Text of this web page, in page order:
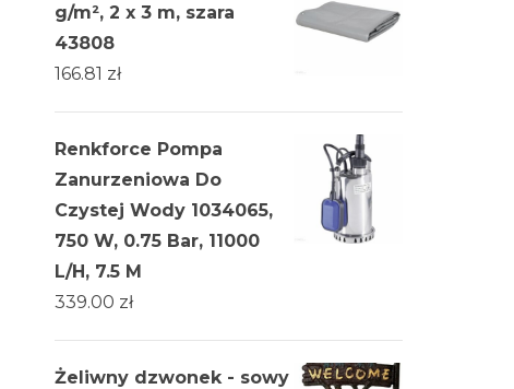
g/m², 2 x 3 m, szara
43808
166.81 zł
Renkforce Pompa
Zanurzeniowa Do
Czystej Wody 1034065,
750 W, 0.75 Bar, 11000
L/H, 7.5 M
339.00 zł
Żeliwny dzwonek - sowy